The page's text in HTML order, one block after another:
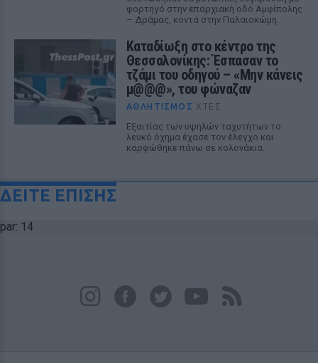
φορτηγό στην επαρχιακή οδό Αμφίπολης
– Δράμας, κοντά στην Παλαιοκώμη.
Καταδίωξη στο κέντρο της
Θεσσαλονίκης: Έσπασαν το
τζάμι του οδηγού – «Μην κάνεις
μ@@@», του φώναζαν
ΑΘΛΗΤΙΣΜΌΣ ΧΤΕΣ
Εξαιτίας των υψηλών ταχυτήτων το
λευκό όχημα έχασε τον έλεγχο και
καρφώθηκε πάνω σε κολονάκια.
ΔΕΙΤΕ ΕΠΙΣΗΣ
par: 14